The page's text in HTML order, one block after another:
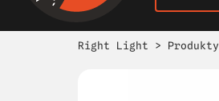
Right Light > Produkty